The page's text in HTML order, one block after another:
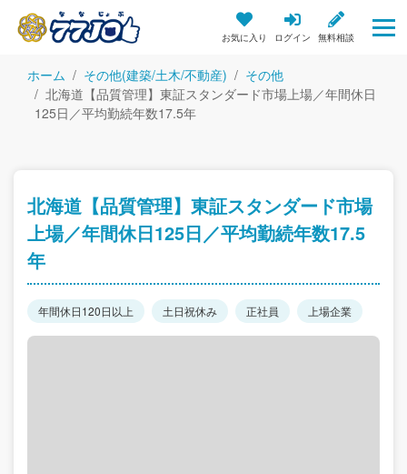
お気に入り ログイン 無料相談
ホーム その他(建築/土木/不動産)
その他
北海道【品質管理】東証スタンダード市場上場／年間休日
125日／平均勤続年数17.5年
北海道【品質管理】東証スタンダード市場
上場／年間休日125日／平均勤続年数17.5
年
年間休日120日以上 土日祝休み 正社員 上場企業